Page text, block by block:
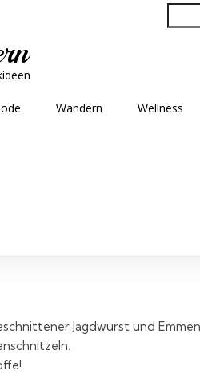
Wandern Wellness
Jagdwurst und